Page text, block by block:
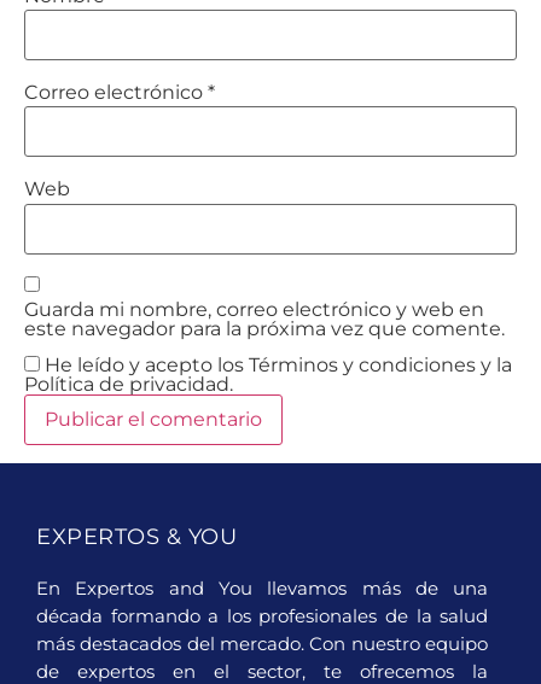
Correo electrónico *
Web
Guarda mi nombre, correo electrónico y web en
este navegador para la próxima vez que comente.
He leído y acepto los Términos y condiciones y la
Política de privacidad.
EXPERTOS & YOU
En Expertos and You llevamos más de una
década formando a los profesionales de la salud
más destacados del mercado. Con nuestro equipo
de expertos en el sector, te ofrecemos la